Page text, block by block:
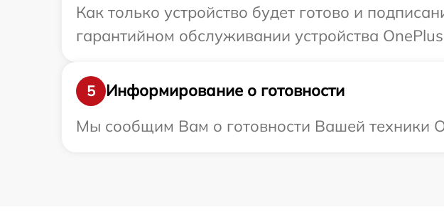
Как только устройство будет готово и
гарантийном обслуживании устройства
5
Информирование о готовности
Мы сообщим Вам о готовности Вашей техники